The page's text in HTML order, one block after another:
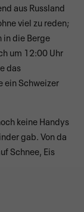
aus Russland
viel zu reden;
in die Berge
um 12:00 Uhr
das
ein Schweizer
keine Handys
gab. Von da
Schnee, Eis